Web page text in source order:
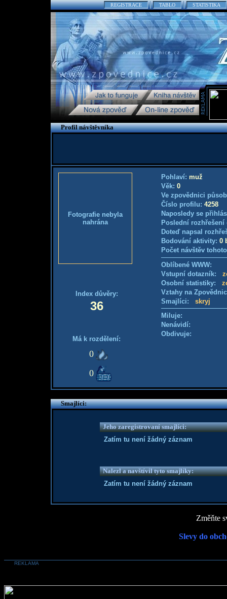
REGISTRACE TABLO STATISTIKA
Profil návštěvníka
Fotografie nebyla
nahrána
Index důvěry:
36
Má k rozdělení:
0
0
Pohlaví: muž
Věk: 0
Ve zpovědnici
Číslo profilu: 4258
Naposledy se
Poslední
Doteď napsal
Bodování aktivity: 0
Počet návštěv
Oblíbené WWW:
Vstupní dotazník:
Osobní statistiky:
Vztahy na
Smajlíci: skryj
Miluje:
Nenávidí:
Obdivuje:
Smajlíci:
Jeho zaregistrovaní smajlíci:
Zatím tu není žádný záznam
Nalezl a navštívil tyto smajlíky:
Zatím tu není žádný záznam
Změňte
Slevy do
REKLAMA